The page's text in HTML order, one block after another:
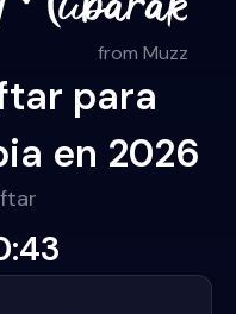
from Muzz
para
en 2026